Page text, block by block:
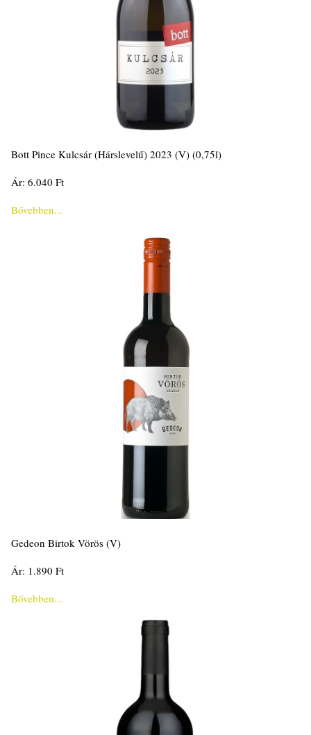
Bott Pince Kulcsár (Hárslevelű) 2023 (V) (0,75l)
Ár: 6.040 Ft
Bővebben...
Gedeon Birtok Vörös (V)
Ár: 1.890 Ft
Bővebben...